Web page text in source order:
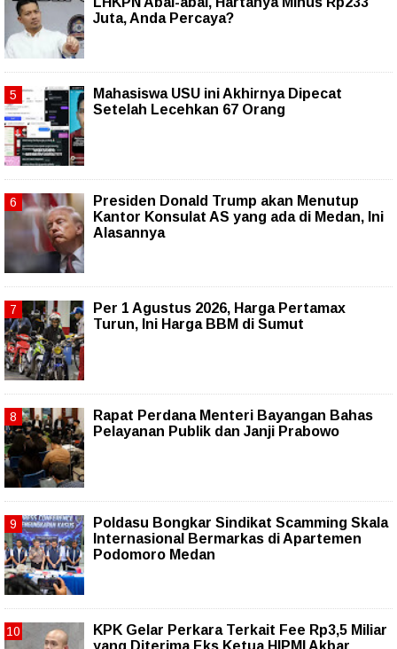
Juta, Anda Percaya?
Mahasiswa USU ini Akhirnya Dipecat
Setelah Lecehkan 67 Orang
Presiden Donald Trump akan Menutup
Kantor Konsulat AS yang ada di Medan, Ini
Alasannya
Per 1 Agustus 2026, Harga Pertamax
Turun, Ini Harga BBM di Sumut
Rapat Perdana Menteri Bayangan Bahas
Pelayanan Publik dan Janji Prabowo
Poldasu Bongkar Sindikat Scamming Skala
Internasional Bermarkas di Apartemen
Podomoro Medan
KPK Gelar Perkara Terkait Fee Rp3,5 Miliar
yang Diterima Eks Ketua HIPMI Akbar